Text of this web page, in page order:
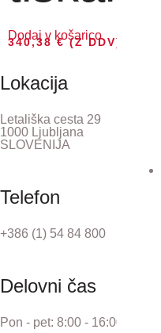
340,38€(Z DDV)
Dodaj v košarico
Lokacija
Letališka cesta 29
1000 Ljubljana
SLOVENIJA
Telefon
+386 (1) 54 84 800
Delovni čas
Pon - pet: 8:00 - 16:00